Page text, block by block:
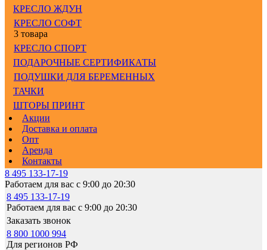
КРЕСЛО ЖДУН
КРЕСЛО СОФТ
3 товара
КРЕСЛО СПОРТ
ПОДАРОЧНЫЕ СЕРТИФИКАТЫ
ПОДУШКИ ДЛЯ БЕРЕМЕННЫХ
ТАЧКИ
ШТОРЫ ПРИНТ
Акции
Доставка и оплата
Опт
Аренда
Контакты
8 495 133-17-19
Работаем для вас с 9:00 до 20:30
8 495 133-17-19
Работаем для вас с 9:00 до 20:30
Заказать звонок
8 800 1000 994
Для регионов РФ